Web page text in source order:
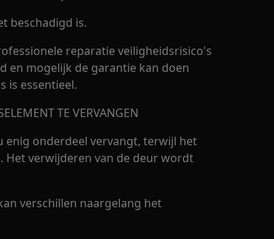
beschadigd is.
reparatie veiligheidsrisico's
en mogelijk de garantie kan doen
is essentieel.
TE VERVANGEN
enig onderdeel vervangt, terwijl het
Het verwijderen van de deur wordt
verschillen naargelang het